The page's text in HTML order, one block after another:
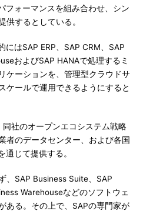
フォーマンスを組み合わせ、シン
供するとしている。
はSAP ERP、SAP CRM、SAP
およびSAP HANAで処理するミ
ケーションを、管理型クラウドサ
ケールで運用できるようにすると
社のオープンエコシステム戦略
者のデータセンター、および各国
通じて提供する。
、SAP Business Suite、SAP
Warehouseなどのソフトウェ
ある。その上で、SAPの専門家が